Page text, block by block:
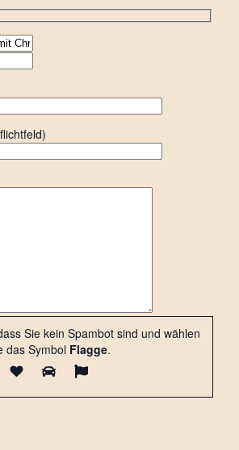
Sie kein Spambot sind und wählen
das SymbolFlagge.